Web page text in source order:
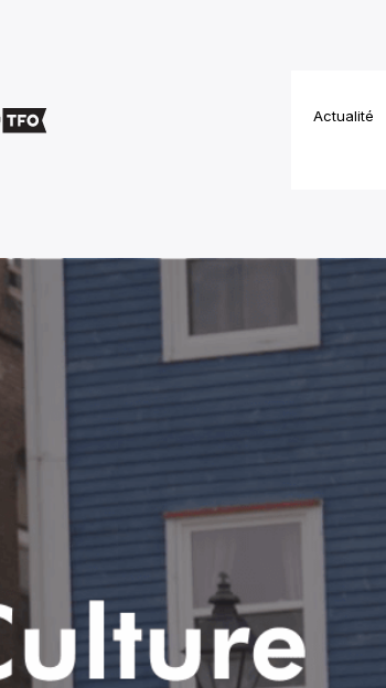
Actualité